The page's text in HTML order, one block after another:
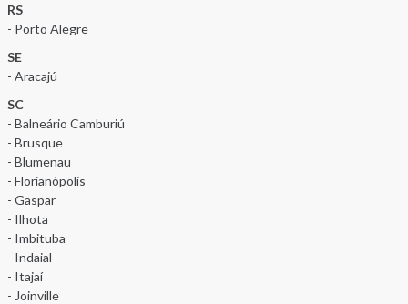
RS
- Porto Alegre
SE
- Aracajú
SC
- Balneário Camburiú
- Brusque
- Blumenau
- Florianópolis
- Gaspar
- Ilhota
- Imbituba
- Indaial
- Itajaí
- Joinville